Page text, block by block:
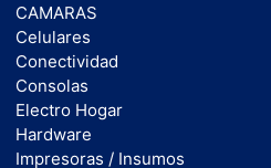
CAMARAS
Celulares
Conectividad
Consolas
Electro Hogar
Hardware
Impresoras / Insumos